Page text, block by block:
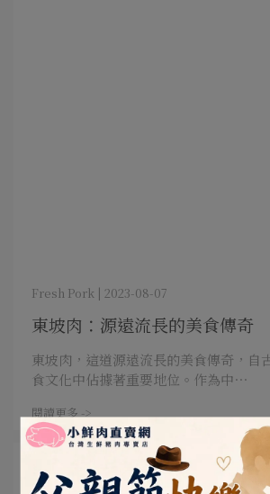
東坡肉：源遠流長的美食傳奇
Fresh Pork | 2023-08-07
東坡肉，這道源遠流長的美食傳奇，自
食文化中佔據著重要地位。作為中⋯
閱讀更多 ->